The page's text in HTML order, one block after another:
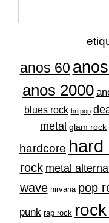
anos 60
anos 2000
blues rock britpop
metal glam rock
hardcore hard
rock metal
wave nirvana pop
punk rap rock